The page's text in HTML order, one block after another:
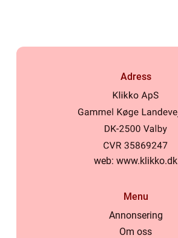
Adress
web: www.klikko.dk
Menu
Annonsering
Om oss